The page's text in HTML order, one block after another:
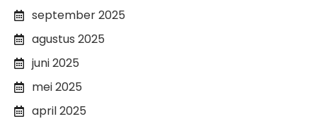
september 2025
agustus 2025
juni 2025
mei 2025
april 2025